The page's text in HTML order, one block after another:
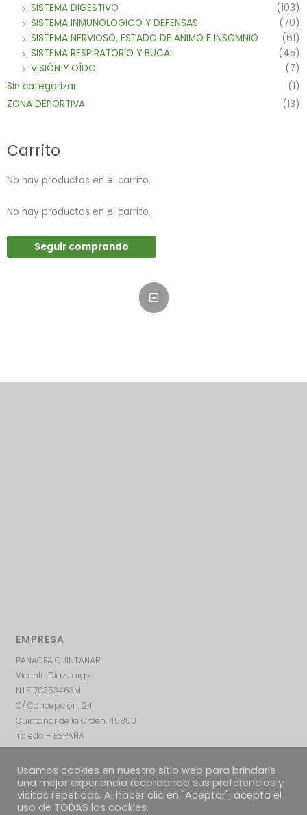
SISTEMA DIGESTIVO
(103)
SISTEMA INMUNOLOGICO Y DEFENSAS
(70)
SISTEMA NERVIOSO, ESTADO DE ANIMO E INSOMNIO
(61)
SISTEMA RESPIRATORIO Y BUCAL
(45)
VISIÓN Y OÍDO
(7)
Sin categorizar
(1)
ZONA DEPORTIVA
(13)
Carrito
No hay productos en el carrito.
No hay productos en el carrito.
Seguir comprando
EMPRESA
PANACEA QUINTANAR
Vicente Díaz Jorge
N.I.F. 70353463M
C/ Concepción, 24
Quintanar de la Orden, 45800
Toledo – ESPAÑA
Usamos cookies en nuestro sitio web para brindarle
una mejor experiencia recordando sus preferencias y
visitas repetidas. Al hacer clic en "Aceptar", acepta el
uso de TODAS las cookies.